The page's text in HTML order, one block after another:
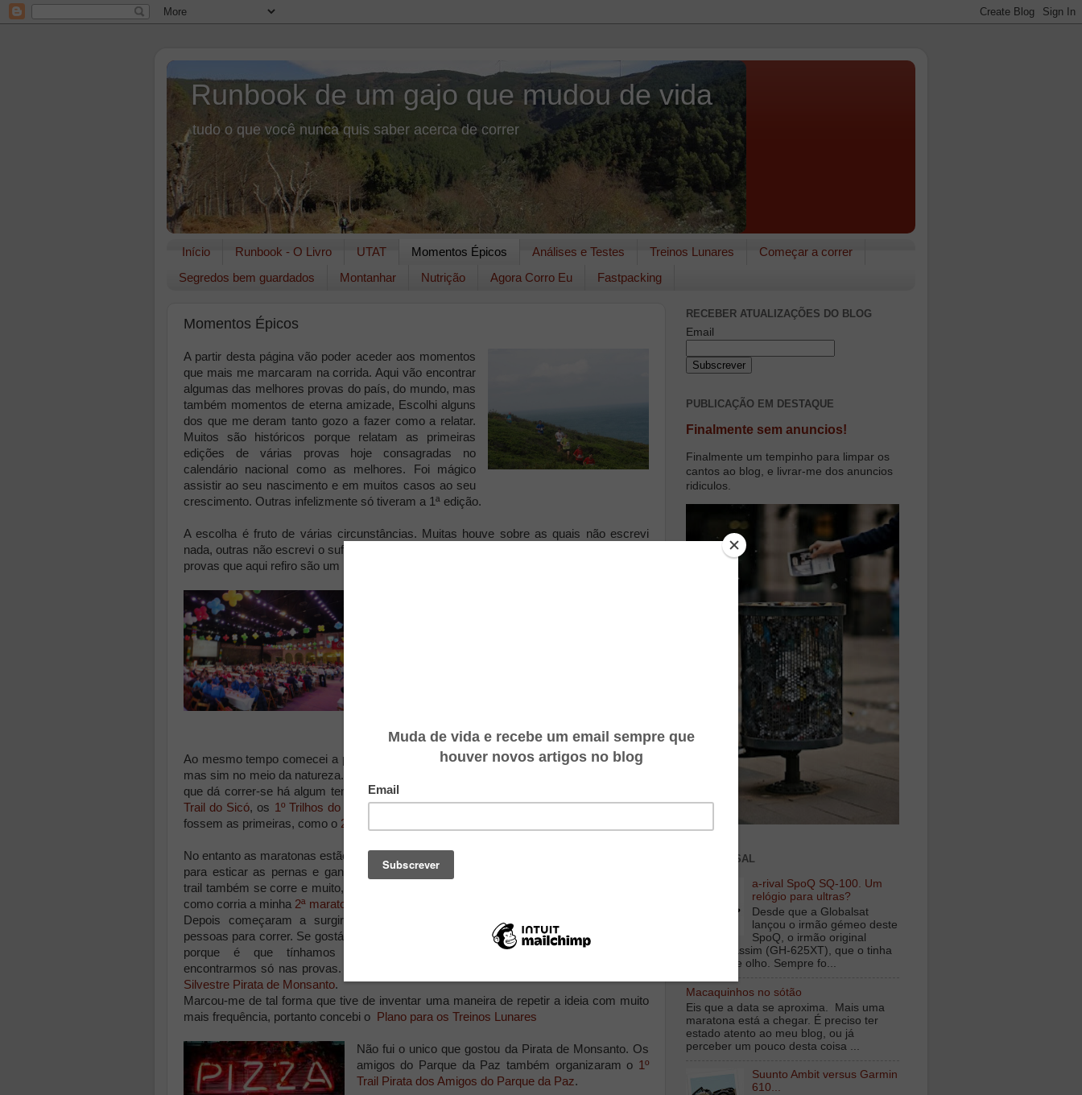
Runbook de um gajo que mudou de vida
tudo o que você nunca quis saber acerca de correr
Início Runbook - O Livro UTAT Momentos Épicos Análises e Testes Treinos Lunares
Começar a correr
Segredos bem guardados
Montanhar Nutrição Agora Corro Eu Fastpacking
Momentos Épicos
A partir desta página vão poder aceder aos momentos
que mais me marcaram na corrida. Aqui vão encontrar
algumas das melhores provas do país, do mundo, mas
também momentos de eterna amizade, Escolhi alguns
dos que me deram tanto gozo a fazer como a relatar.
Muitos são históricos porque relatam as primeiras
edições de várias provas hoje consagradas no
calendário nacional como as melhores. Foi mágico
assistir ao seu nascimento e em muitos casos ao seu
crescimento. Outras infelizmente só tiveram a 1ª edição.
A escolha é fruto de várias circunstâncias. Muitas houve sobre as quais não escrevi
nada, outras não escrevi o suficiente, mas têm também enorme significado. Portanto as
provas que aqui refiro são um misto do melhor que fiz e do melhor que escrevi.
Ao mesmo tempo comecei a perceber que não era na estrada que me sentia mais feliz
mas sim no meio da natureza. Vi nascer e crescer o fenómeno do Trail em Portugal. É o
que dá correr-se há algum tempo. Pude participar em muitas das primeiras como o
Trail do Sicó, os 1º Trilhos do Almourole noutras que sendo as segundas era como se
fossem as primeiras, como o 2º Trail Terras do Grande Lago
No entanto as maratonas estão sempre presentes. Dão
para esticar as pernas e ganhar endurance. Afinal no
trail também se corre e muito, por isso fui ao Porto ver
como corria a minha 2ª maratona
Depois começaram a surgir eventos que juntavam
pessoas para correr. Se gostávamos todos do mesmo,
porque é que tínhamos de pagar para nos
encontrarmos só nas provas. E assim nasceu a
Silvestre Pirata de Monsanto.
Marcou-me de tal forma que tive de inventar uma maneira de repetir a ideia com muito
mais frequência, portanto concebi o
Plano para os Treinos Lunares
Não fui o unico que gostou da Pirata de Monsanto. Os
amigos do Parque da Paz também organizaram o 1º
Trail Pirata dos Amigos do Parque da Paz.
RECEBER ATUALIZAÇÕES DO BLOG
Email
PUBLICAÇÃO EM DESTAQUE
Finalmente sem anuncios!
Finalmente um tempinho para limpar os
cantos ao blog, e livrar-me dos anuncios
ridiculos.
TOP MENSAL
a-rival SpoQ SQ-100. Um
relógio para ultras?
Desde que a Globalsat
lançou o irmão gémeo deste
SpoQ, o irmão original
digamos assim (GH-625XT), que o tinha
debaixo de olho. Sempre fo...
Macaquinhos no sótão
Eis que a data se aproxima. Mais uma
maratona está a chegar. É preciso ter
estado atento ao meu blog, ou já
perceber um pouco desta coisa ...
Suunto Ambit versus Garmin
610...